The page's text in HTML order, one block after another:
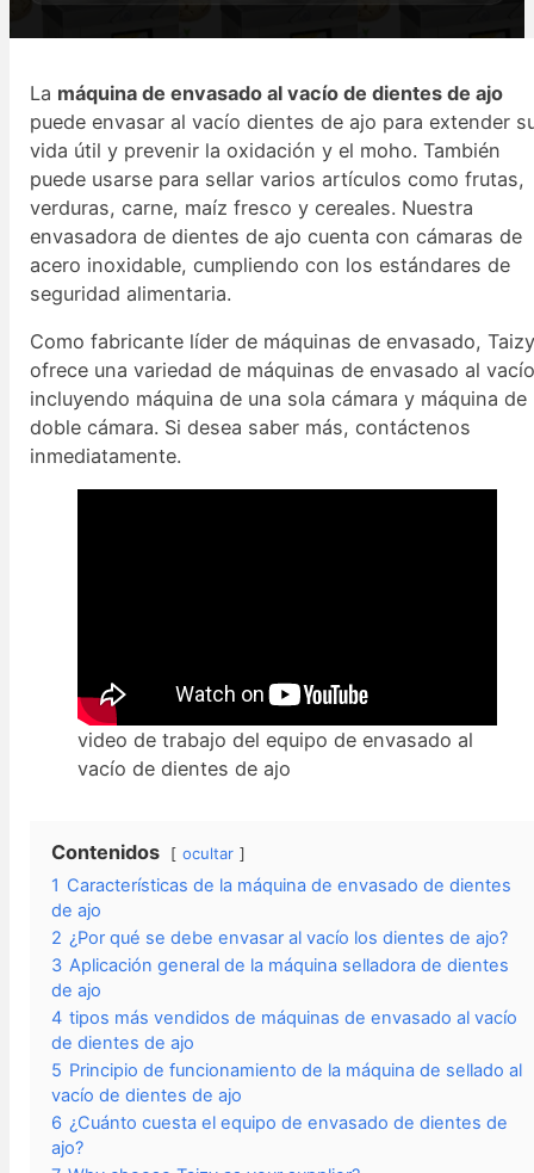
La máquina de envasado al vacío de dientes de ajo
puede envasar al vacío dientes de ajo para extender
vida útil y prevenir la oxidación y el moho. También
puede usarse para sellar varios artículos como frutas,
verduras, carne, maíz fresco y cereales. Nuestra
envasadora de dientes de ajo cuenta con cámaras de
acero inoxidable, cumpliendo con los estándares de
seguridad alimentaria.
Como fabricante líder de máquinas de envasado,
ofrece una variedad de máquinas de envasado al
incluyendo máquina de una sola cámara y máquina de
doble cámara. Si desea saber más, contáctenos
inmediatamente.
video de trabajo del equipo de envasado al
vacío de dientes de ajo
Contenidos ocultar
1 Características de la máquina de envasado de dientes
de ajo
2 ¿Por qué se debe envasar al vacío los dientes de ajo?
3 Aplicación general de la máquina selladora de dientes
de ajo
4 tipos más vendidos de máquinas de envasado al vacío
de dientes de ajo
5 Principio de funcionamiento de la máquina de sellado al
vacío de dientes de ajo
6 ¿Cuánto cuesta el equipo de envasado de dientes de
ajo?